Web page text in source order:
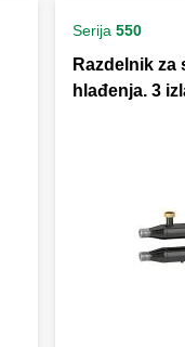
Serija 550
Razdelnik za
hlađenja. 3